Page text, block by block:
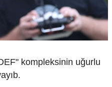
kompleksinin uğurlu